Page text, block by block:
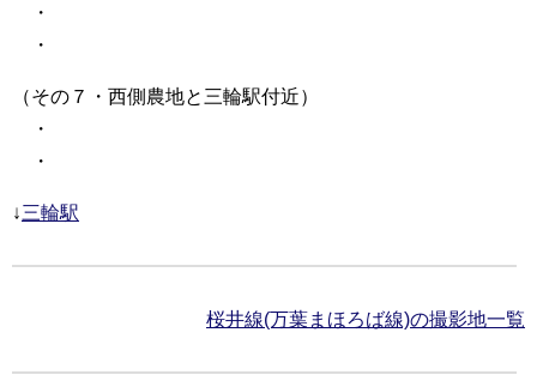
・
・
（その７・西側農地と三輪駅付近）
・
・
↓三輪駅
桜井線(万葉まほろば線)の撮影地一覧